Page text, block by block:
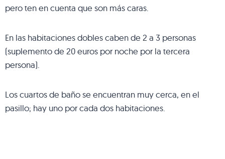
pero ten en cuenta que son más caras.
En las habitaciones dobles caben de 2 a 3 personas
(suplemento de 20 euros por noche por la tercera
persona).
Los cuartos de baño se encuentran muy cerca, en el
pasillo; hay uno por cada dos habitaciones.